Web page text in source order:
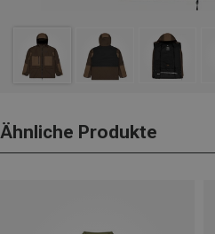
Ähnliche Produkte